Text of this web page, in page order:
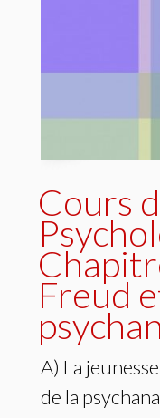
Cours
Freud
A) La
de la